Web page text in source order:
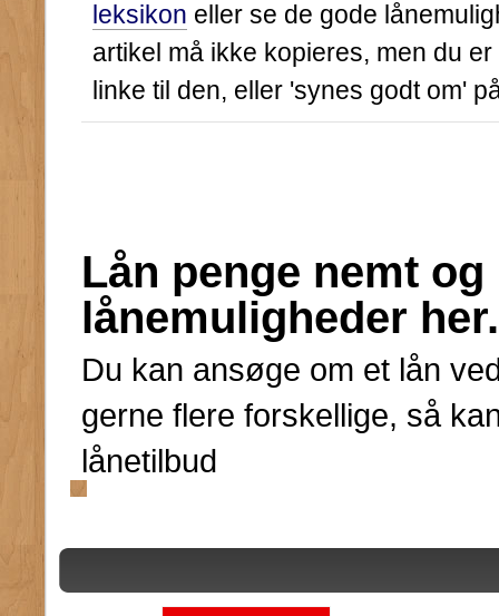
leksikon eller se de gode
artikel må ikke kopieres, men du
linke til den, eller 'synes godt om'
Lån penge nemt
lånemuligheder her.
Du kan ansøge om et lån
gerne flere forskellige, så
lånetilbud